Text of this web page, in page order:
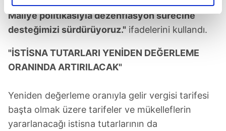
elimizden gelen çabayı gösterdiğimizi ve bu noktada,
reklamların maliyetlerimizi karşılamak noktasında tek gelir
kalemimiz olduğunu sizlere hatırlatmak isteriz.
Her halükârda, kullanıcılar, bu çerezlere izin vermedikleri
takdirde, kullanıcılara hedefli reklamlar
Sizlere daha iyi bir hizmet sunabilmek için İnternet
Sitemizde kendimize ve üçüncü kişilere ait çerezler
kullanılmaktadır. Bu çerezler vasıtasıyla çeşitli kişisel
Maliye politikasıyla dezenflasyon sürecine
desteğimizi sürdürüyoruz." ifadelerini kullandı.
"İSTİSNA TUTARLARI YENİDEN DEĞERLEME
ORANINDA ARTIRILACAK"
Yeniden değerleme oranıyla gelir vergisi tarifesi
başta olmak üzere tarifeler ve mükelleflerin
yararlanacağı istisna tutarlarının da